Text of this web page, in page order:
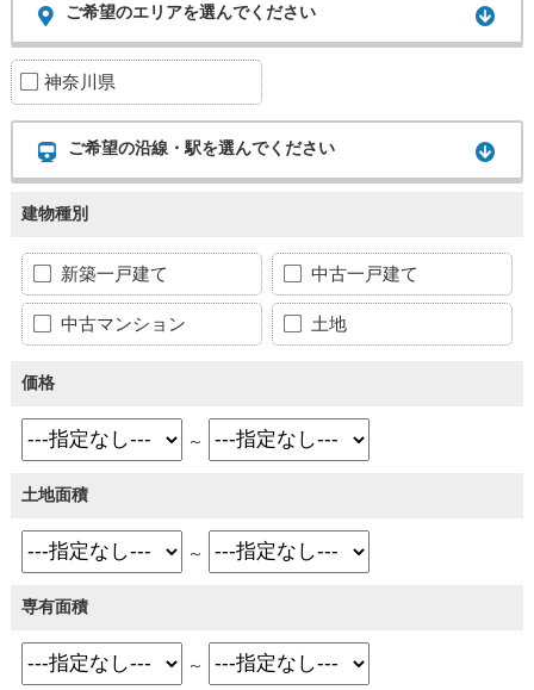
ご希望のエリアを選んでください
神奈川県
ご希望の沿線・駅を選んでください
建物種別
新築一戸建て 中古一戸建て
中古マンション 土地
価格
～
土地面積
～
専有面積
～